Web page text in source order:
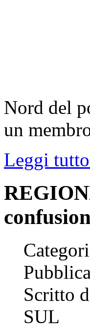
Nord del
un
Leggi
Scritto
SUL